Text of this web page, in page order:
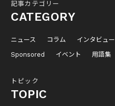
記事カテゴリー
CATEGORY
ニュース コラム インタビュー
Sponsored
イベント 用語集
トピック
TOPIC